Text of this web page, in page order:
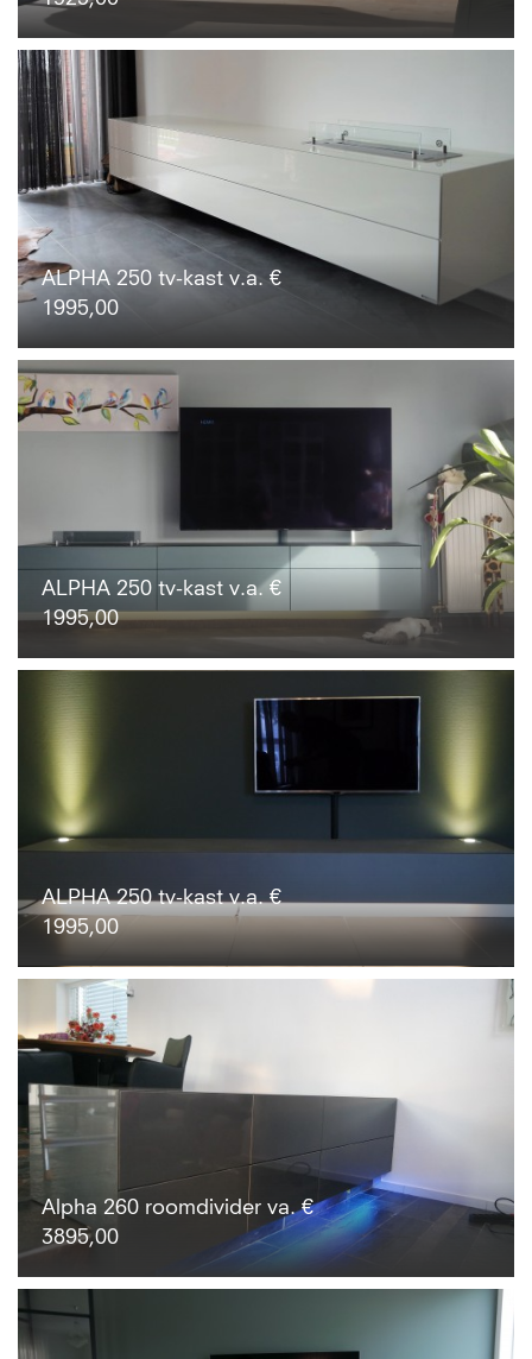
ALPHA 250 tv-kast v.a. €
1995,00
ALPHA 250 tv-kast v.a. €
1995,00
ALPHA 250 tv-kast v.a. €
1995,00
Alpha 260 roomdivider va. €
3895,00